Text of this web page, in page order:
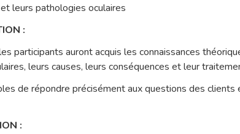
leurs pathologies oculaires
:
participants auront acquis les connaissances
leurs causes, leurs conséquences et leur
de répondre précisément aux questions des clients
: